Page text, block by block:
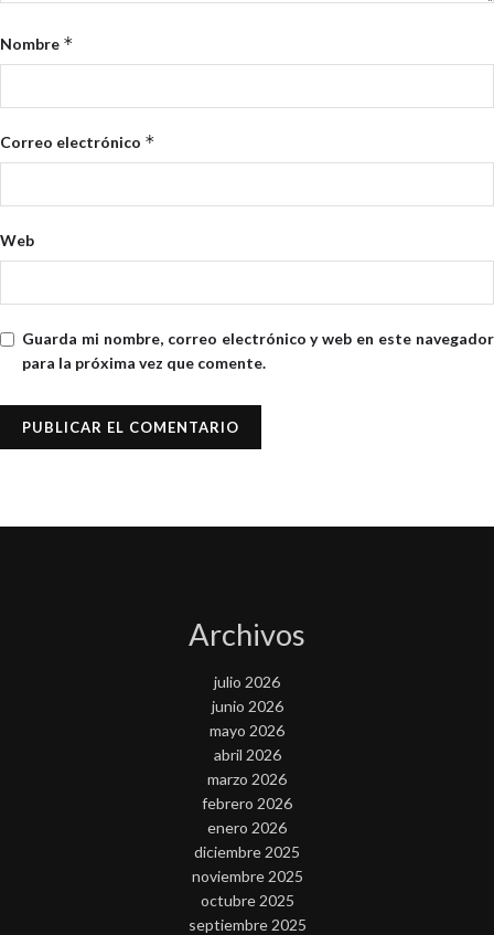
Nombre *
Correo electrónico *
Web
Guarda mi nombre, correo electrónico y web en este navegador
para la próxima vez que comente.
Archivos
julio 2026
junio 2026
mayo 2026
abril 2026
marzo 2026
febrero 2026
enero 2026
diciembre 2025
noviembre 2025
octubre 2025
septiembre 2025